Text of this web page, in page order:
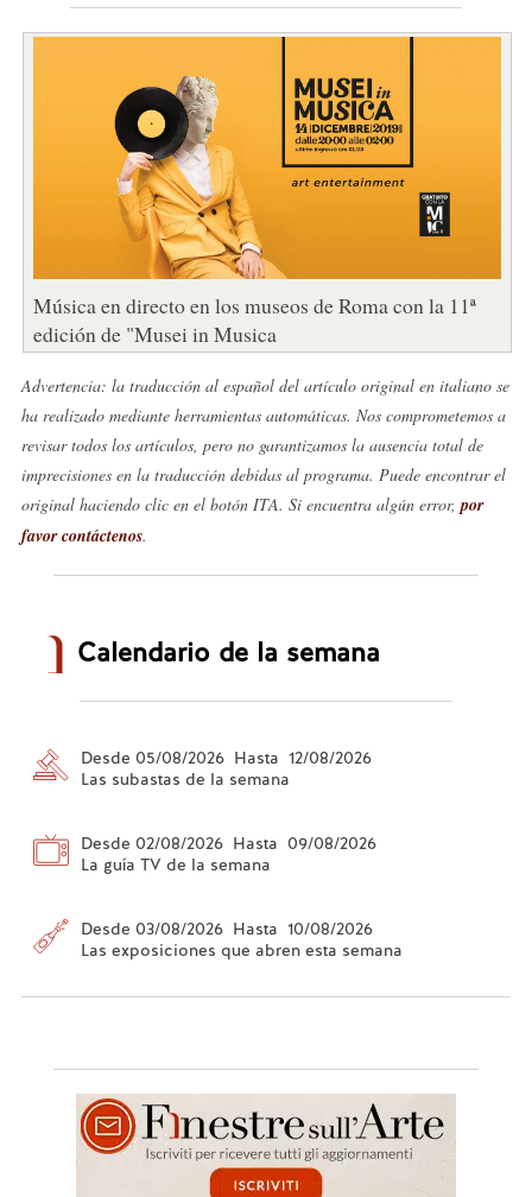
Música en directo en los museos de Roma con la 11ª
edición de "Musei in Musica
Advertencia: la traducción al español del artículo original en italiano se
ha realizado mediante herramientas automáticas. Nos comprometemos a
revisar todos los artículos, pero no garantizamos la ausencia total de
imprecisiones en la traducción debidas al programa. Puede encontrar el
original haciendo clic en el botón ITA. Si encuentra algún error, por
favor contáctenos.
Calendario de la semana
Desde 05/08/2026 Hasta 12/08/2026
Las subastas de la semana
Desde 02/08/2026 Hasta 09/08/2026
La guía TV de la semana
Desde 03/08/2026 Hasta 10/08/2026
Las exposiciones que abren esta semana